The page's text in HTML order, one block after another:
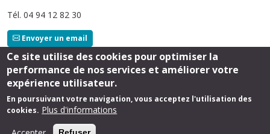
Tél. 04 94 12 82 30
Envoyer un email
Suivez-nous
Ce site utilise des cookies pour optimiser la
performance de nos services et améliorer votre
expérience utilisateur.
En poursuivant votre navigation, vous acceptez l'utilisation des
cookies. Plus d'informations